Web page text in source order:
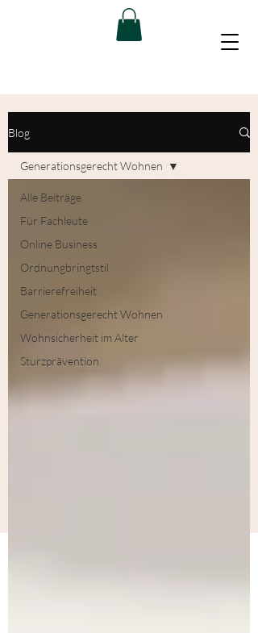
Blog
Alle Beiträge
Für Fachleute
Online Business
Ordnungbringtstil
Barrierefreiheit
Generationsgerecht Wohnen
Wohnsicherheit im Alter
Sturzprävention
Generationsgerecht Wohnen